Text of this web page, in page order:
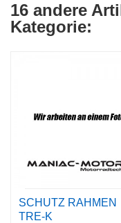
16 andere
Kategorie:
SCHUTZ RAHMEN
TRE-K